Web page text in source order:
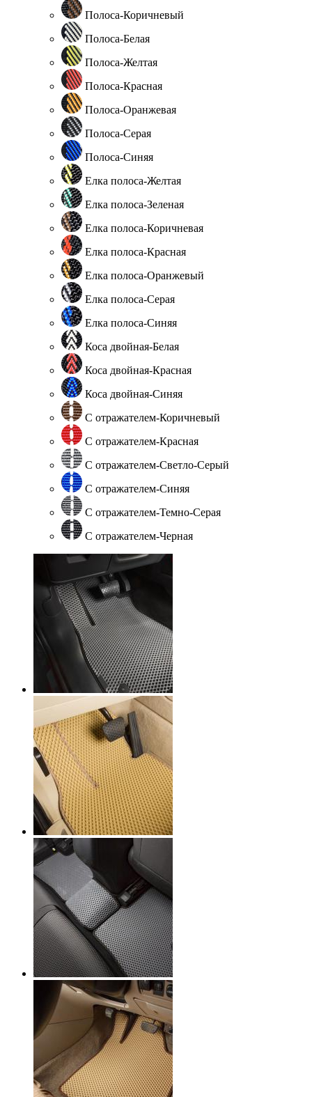
Полоса-Коричневый
Полоса-Белая
Полоса-Желтая
Полоса-Красная
Полоса-Оранжевая
Полоса-Серая
Полоса-Синяя
Елка полоса-Желтая
Елка полоса-Зеленая
Елка полоса-Коричневая
Елка полоса-Красная
Елка полоса-Оранжевый
Елка полоса-Серая
Елка полоса-Синяя
Коса двойная-Белая
Коса двойная-Красная
Коса двойная-Синяя
С отражателем-Коричневый
С отражателем-Красная
С отражателем-Светло-Серый
С отражателем-Синяя
С отражателем-Темно-Серая
С отражателем-Черная